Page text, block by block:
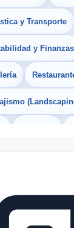
y Transporte
y Finanzas
Prácticas